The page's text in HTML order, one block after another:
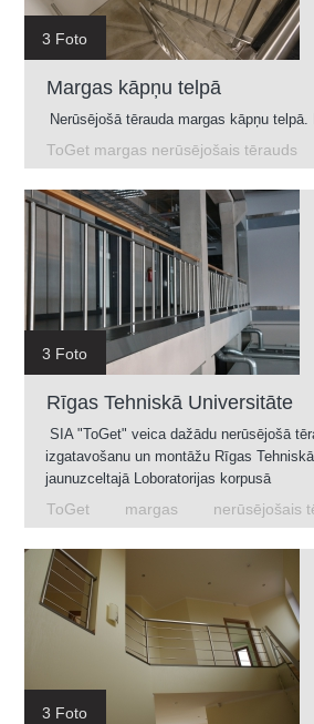
3 Foto
Margas kāpņu telpā
Nerūsējošā tērauda margas kāpņu
ToGet margas nerūsējošais tērauds
3 Foto
Rīgas Tehniskā Universitāte
SIA "ToGet" veica dažādu nerūsējošā
izgatavošanu un montāžu Rīgas
jaunuzceltajā Loboratorijas korpusā
ToGet
margas nerūsējošais
3 Foto